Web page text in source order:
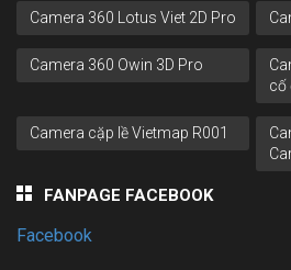
Camera 360 Lotus Viet 2D Pro
Camera 360 Owin 3D Pro
cố
Camera cặp lề Vietmap R001
FANPAGE FACEBOOK
Facebook